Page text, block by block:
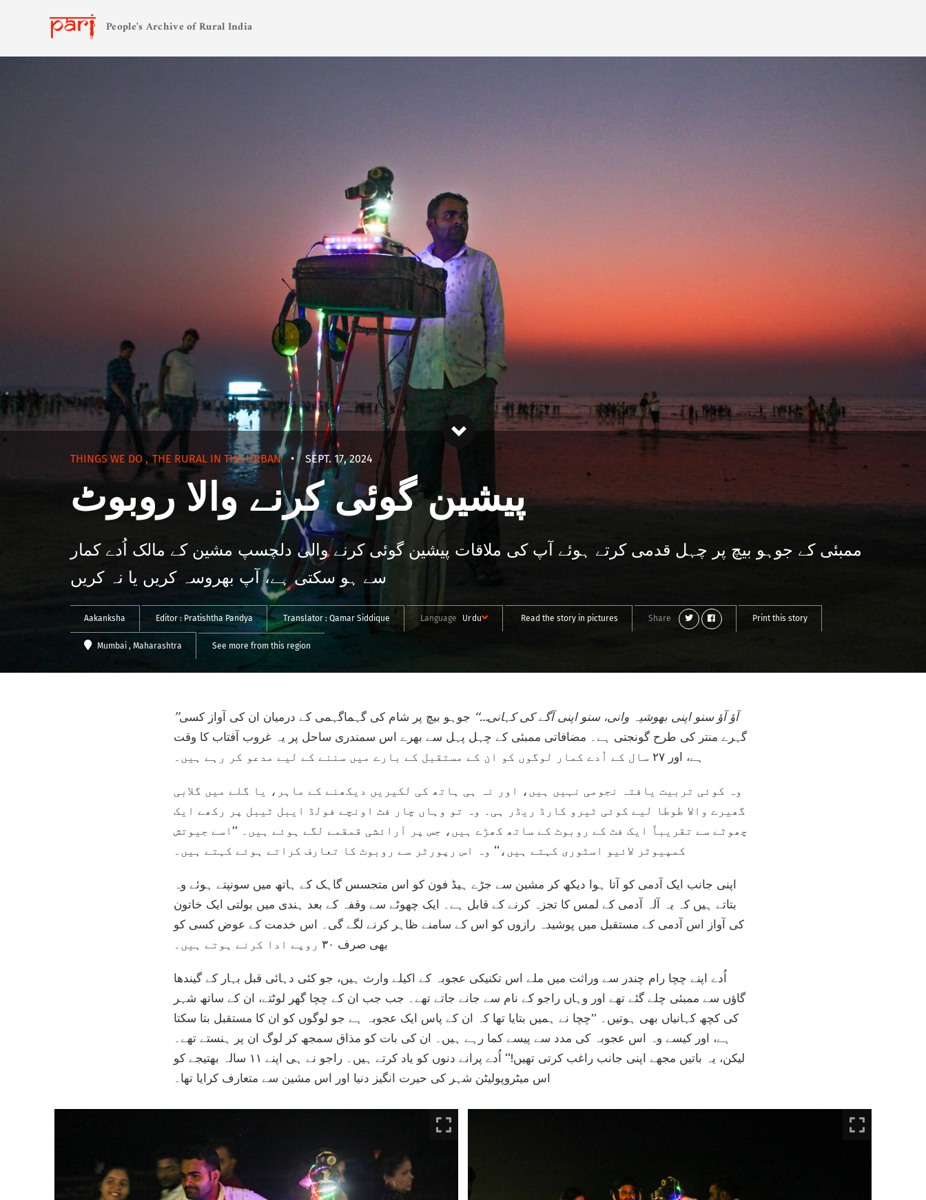
People's Archive of Rural India
THINGS WE DO ,THE RURAL IN THE URBAN • SEPT. 17, 2024
پیشین گوئی کرنے والا روبوٹ
ممبئی کے جوہو بیچ پر چہل قدمی کرتے ہوئے آپ کی ملاقات پیشین گوئی کرنے والی دلچسپ مشین کے مالک اُدے کمار
سے ہو سکتی ہے، آپ بھروسہ کریں یا نہ کریں
Aakanksha Editor : Pratishtha Pandya Translator : Qamar Siddique Language Urdu Read the story in pictures Share Print this story
Mumbai , Maharashtra See more from this region
’’آؤ آؤ سنو اپنی بھوشیہ وانی، سنو اپنی آگے کی کہانی…‘‘ جوہو بیچ پر شام کی گہماگہمی کے درمیان ان کی آواز کسی
گہرے منتر کی طرح گونجتی ہے۔ مضافاتی ممبئی کے چہل پہل سے بھرے اس سمندری ساحل پر یہ غروب آفتاب کا وقت
ہے، اور ۲۷ سال کے اُدے کمار لوگوں کو ان کے مستقبل کے بارے میں سننے کے لیے مدعو کر رہے ہیں۔
وہ کوئی تربیت یافتہ نجومی نہیں ہیں، اور نہ ہی ہاتھ کی لکیریں دیکھنے کے ماہر، یا گلے میں گلابی
گھیرے والا طوطا لیے کوئی ٹیرو کارڈ ریڈر ہی۔ وہ تو وہاں چار فٹ اونچے فولڈ ایبل ٹیبل پر رکھے ایک
چھوٹے سے تقریباً ایک فٹ کے روبوٹ کے ساتھ کھڑے ہیں، جس پر آرائشی قمقمے لگے ہوئے ہیں۔ ’’اسے جیوتش
کمپیوٹر لائیو اسٹوری کہتے ہیں،‘‘ وہ اس رپورٹر سے روبوٹ کا تعارف کراتے ہوئے کہتے ہیں۔
اپنی جانب ایک آدمی کو آتا ہوا دیکھ کر مشین سے جڑے ہیڈ فون کو اس متجسس گاہک کے ہاتھ میں سونپتے ہوئے وہ
بتاتے ہیں کہ یہ آلہ آدمی کے لمس کا تجزہ کرنے کے قابل ہے۔ ایک چھوٹے سے وقفہ کے بعد ہندی میں بولتی ایک خاتون
کی آواز اس آدمی کے مستقبل میں پوشیدہ رازوں کو اس کے سامنے ظاہر کرنے لگے گی۔ اس خدمت کے عوض کسی کو
بھی صرف ۳۰ روپے ادا کرنے ہوتے ہیں۔
اُدے اپنے چچا رام چندر سے وراثت میں ملے اس تکنیکی عجوبہ کے اکیلے وارث ہیں، جو کئی دہائی قبل بہار کے گیندھا
گاؤں سے ممبئی چلے گئے تھے اور وہاں راجو کے نام سے جانے جاتے تھے۔ جب جب ان کے چچا گھر لوٹتے، ان کے ساتھ شہر
کی کچھ کہانیاں بھی ہوتیں۔ ’’چچا نے ہمیں بتایا تھا کہ ان کے پاس ایک عجوبہ ہے جو لوگوں کو ان کا مستقبل بتا سکتا
ہے، اور کیسے وہ اس عجوبہ کی مدد سے پیسے کما رہے ہیں۔ ان کی بات کو مذاق سمجھ کر لوگ ان پر ہنستے تھے۔
لیکن، یہ باتیں مجھے اپنی جانب راغب کرتی تھیں!‘‘ اُدے پرانے دنوں کو یاد کرتے ہیں۔ راجو نے ہی اپنے ۱۱ سالہ بھتیجے کو
اس میٹروپولیٹن شہر کی حیرت انگیز دنیا اور اس مشین سے متعارف کرایا تھا۔